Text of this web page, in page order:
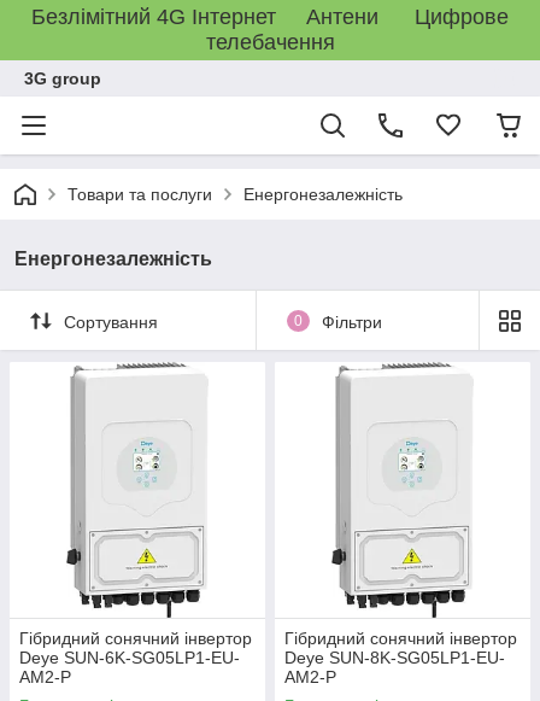
Безлімітний 4G Інтернет Антени Цифрове
телебачення
3G group
Товари та послуги Енергонезалежність
Енергонезалежність
Сортування 0 Фільтри
Гібридний сонячний інвертор
Deye SUN-6K-SG05LP1-EU-
AM2-P
Гібридний сонячний інвертор
Deye SUN-8K-SG05LP1-EU-
AM2-P